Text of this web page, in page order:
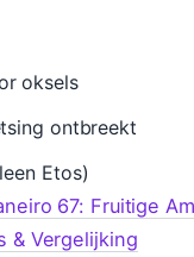
oksels
ontbreekt
Etos)
67: Fruitige
& Vergelijking